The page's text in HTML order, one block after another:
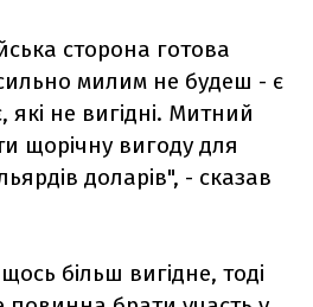
сторона готова
милим не будеш - є
які не вигідні. Митний
щорічну вигоду для
доларів", - сказав
більш вигідне, тоді